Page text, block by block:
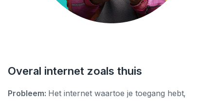
Overal internet zoals thuis
Probleem: Het internet waartoe je toegang hebt,